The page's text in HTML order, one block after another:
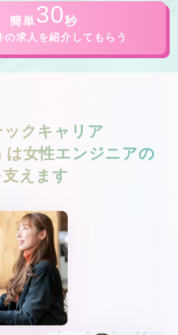
簡単30秒
の求人を紹介してもらう
クキャリア
は女性エンジニアの
えます